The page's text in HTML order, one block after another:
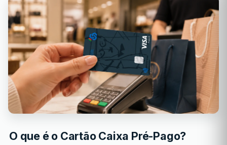
O que é o Cartão Caixa Pré-Pago?